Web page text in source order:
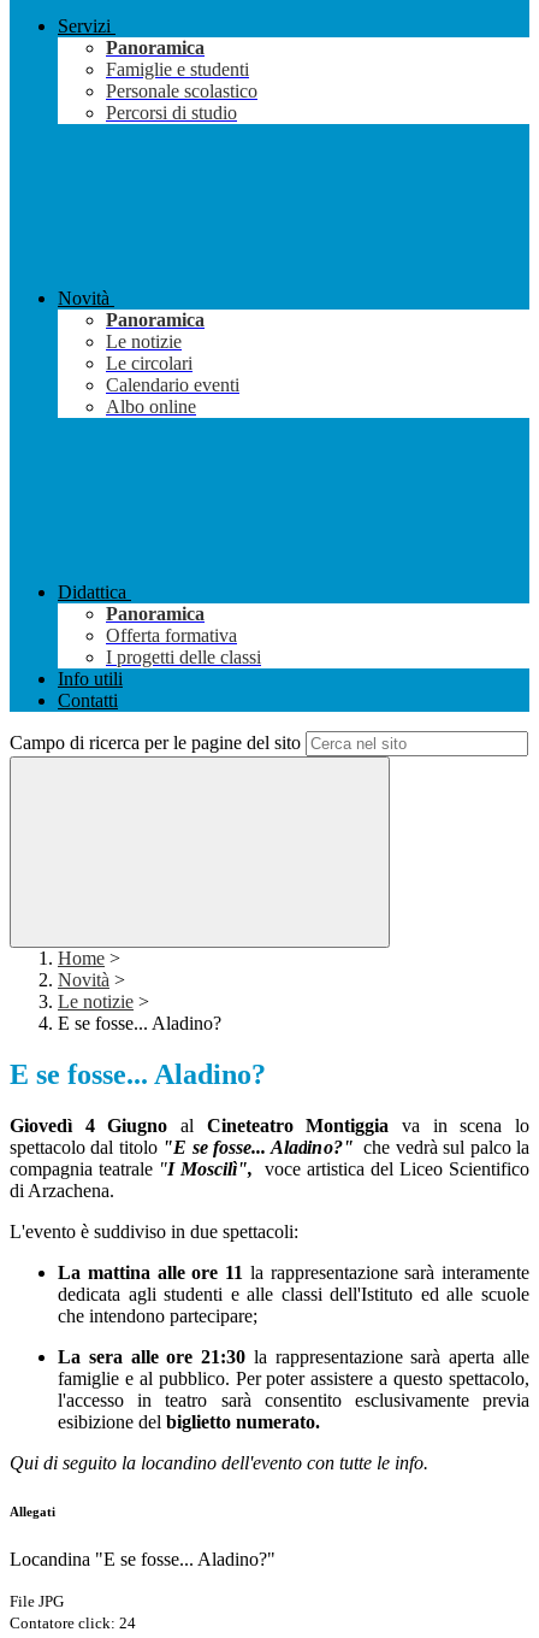
Servizi
Panoramica
Famiglie e studenti
Personale scolastico
Percorsi di studio
Novità
Panoramica
Le notizie
Le circolari
Calendario eventi
Albo online
Didattica
Panoramica
Offerta formativa
I progetti delle classi
Info utili
Contatti
Campo di ricerca per le pagine del sito
Home >
Novità >
Le notizie >
E se fosse... Aladino?
E se fosse... Aladino?
Giovedì 4 Giugnoal Cineteatro Montiggia va in scena lo
spettacolo dal titolo "E se fosse... Aladino?" che vedrà sul palco la
compagnia teatrale "I Moscilì", voce artistica del Liceo Scientifico
di Arzachena.
L'evento è suddiviso in due spettacoli:
La mattina alle ore 11 la rappresentazione sarà interamente
dedicata agli studenti e alle classi dell'Istituto ed alle scuole
che intendono partecipare;
La sera alle ore 21:30 la rappresentazione sarà aperta alle
famiglie e al pubblico. Per poter assistere a questo spettacolo,
l'accesso in teatro sarà consentito esclusivamente previa
esibizione del biglietto numerato.
Qui di seguito la locandino dell'evento con tutte le info.
Allegati
Locandina "E se fosse... Aladino?"
File JPG
Contatore click: 24